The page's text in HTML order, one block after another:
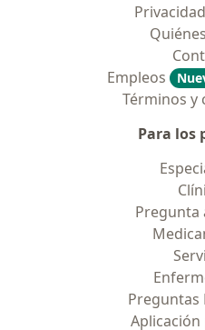
Empleos
Términos y
Para los
Pregunta
Preguntas